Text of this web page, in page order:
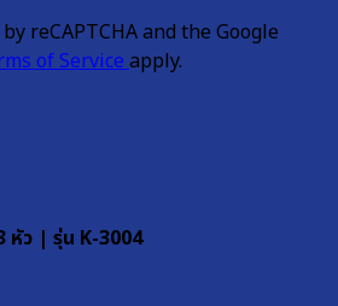
reCAPTCHA and the Google
of Serviceapply.
หัว | รุ่น K-3004